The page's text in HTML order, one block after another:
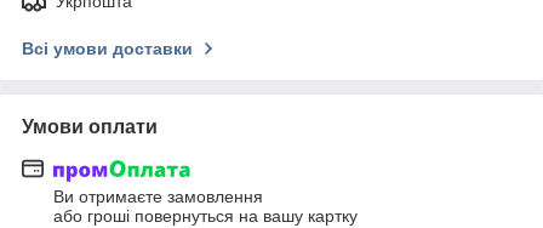
Всі умови доставки
Умови оплати
Ви отримаєте замовлення
або гроші повернуться на вашу картку